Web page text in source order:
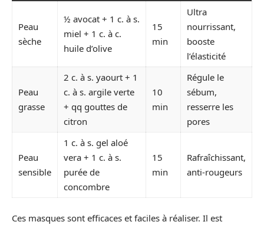
Peau
sèche
½ avocat + 1 c. à s.
miel + 1 c. à c.
huile d’olive
15
min
Ultra
nourrissant,
booste
l’élasticité
Peau
grasse
2 c. à s. yaourt + 1
c. à s. argile verte
+ qq gouttes de
citron
10
min
Régule le
sébum,
resserre les
pores
Peau
sensible
1 c. à s. gel aloé
vera + 1 c. à s.
purée de
concombre
15
min
Rafraîchissant,
anti-rougeurs
Ces masques sont efficaces et faciles à réaliser. Il est